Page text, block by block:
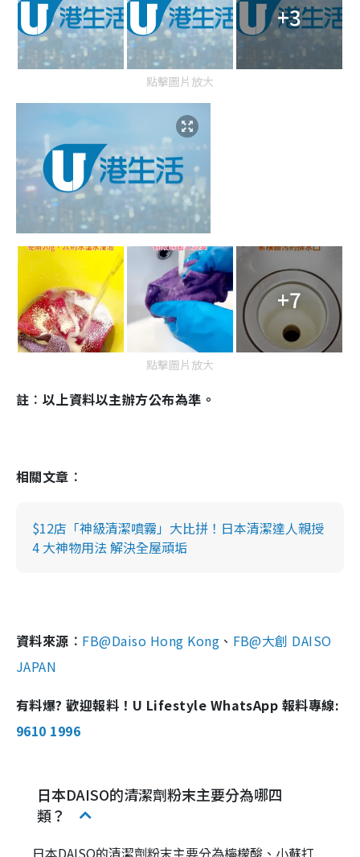
+3
點擊圖片放大
+7
點擊圖片放大
註︰以上資料以主辦方公布為準。
相關文章︰
$12店「神級清潔噴霧」大比拼！日本清潔達人親授
4 大神物用法 解決全屋頑垢
資料來源︰ FB@Daiso Hong Kong 、 FB@大創 DAISO
JAPAN
有料爆? 歡迎報料！U Lifestyle WhatsApp 報料專線:
9610 1996
日本DAISO的清潔劑粉末主要分為哪四
類？
日本DAISO的清潔劑粉末主要分為檸檬酸、小蘇打